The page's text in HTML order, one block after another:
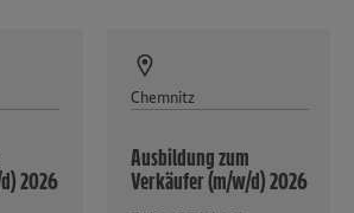
2026
Chemnitz
Ausbildung zum
Verkäufer (m/w/d) 2026